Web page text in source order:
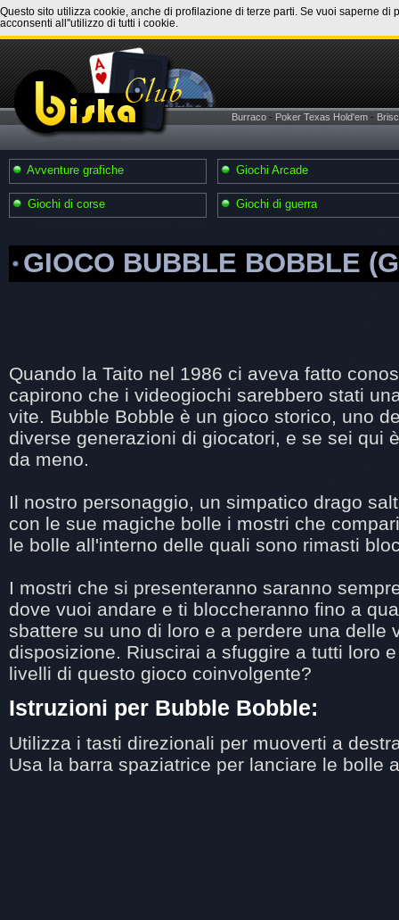
Questo sito utilizza cookie, anche di profilazione di terze parti. Se vuoi saperne
acconsenti all''utilizzo di tutti i cookie.
Burraco - Poker Texas Hold'em -
Avventure grafiche Giochi Arcade
Giochi di corse Giochi di guerra
GIOCO BUBBLE BOBBLE
Quando la Taito nel 1986 ci aveva fatto
capirono che i videogiochi sarebbero stati
vite. Bubble Bobble è un gioco storico, uno
diverse generazioni di giocatori, e se sei qui
da meno.
Il nostro personaggio, un simpatico drago
con le sue magiche bolle i mostri che
le bolle all'interno delle quali sono rimasti
I mostri che si presenteranno saranno
dove vuoi andare e ti bloccheranno fino a
sbattere su uno di loro e a perdere una delle
disposizione. Riuscirai a sfuggire a tutti loro
livelli di questo gioco coinvolgente?
Istruzioni per Bubble Bobble:
Utilizza i tasti direzionali per muoverti a
Usa la barra spaziatrice per lanciare le bolle